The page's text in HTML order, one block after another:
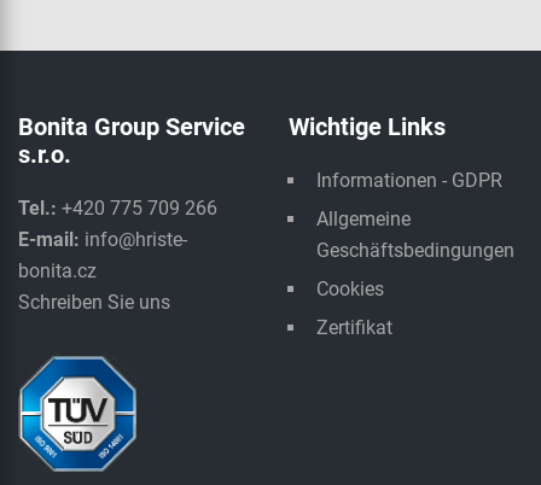
Bonita Group Service
s.r.o.
Tel.: +420 775 709 266
E-mail: info@hriste-
bonita.cz
Schreiben Sie uns
Wichtige Links
Informationen - GDPR
Allgemeine
Geschäftsbedingungen
Cookies
Zertifikat